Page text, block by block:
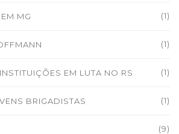
MG (1)
(1)
EM LUTA NO RS (1)
BRIGADISTAS (1)
(9)